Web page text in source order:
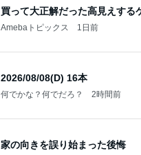
買って大正解だった高見えする
Amebaトピックス 1日前
2026/08/08(D) 16本
何でかな？何でだろ？ 2時間前
家の向きを誤り始まった後悔